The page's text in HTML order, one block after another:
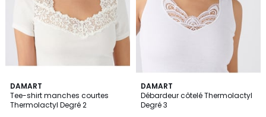
DAMART
Tee-shirt manches courtes
Thermolactyl Degré 2
4,7
/ 5
2
Couleurs
DAMART
Débardeur côtelé Thermolactyl
Degré 3
4,3
/ 5
2
Couleurs